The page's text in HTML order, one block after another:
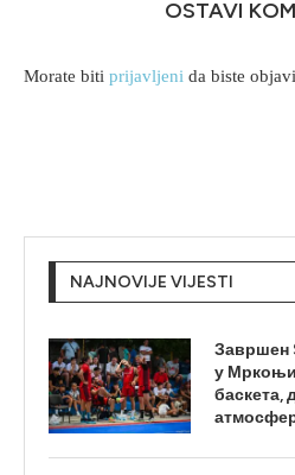
OSTAVI
Morate biti prijavljeni da biste
NAJNOVIJE VIJESTI
Завршен
у
баскета,